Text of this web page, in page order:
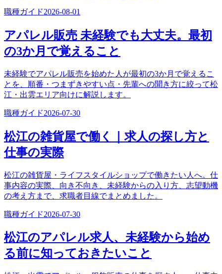
職種ガイド2026-08-01
アパレル販売 未経験でも大丈夫。最初
の3か月で覚えること
未経験でアパレル販売を始めた人が最初の3か月で覚えるこ
とを、順番・つまずきやすい点・先輩への聞き方に絞って松
江・出雲エリア向けに解説します。
職種ガイド2026-07-30
松江の雑貨屋で働く｜求人の探し方と
仕事の実際
松江の雑貨屋・ライフスタイルショップで働きたい人へ。仕
事内容の実際、向き不向き、未経験からの入り方、志望動機
の考え方まで、求職者目線でまとめました。
職種ガイド2026-07-30
松江のアパレル求人、未経験から始め
る前に知っておきたいこと